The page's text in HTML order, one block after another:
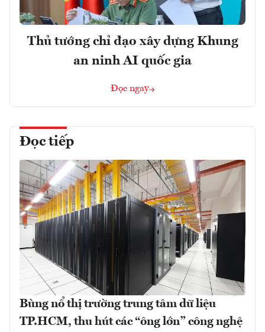
Thủ tướng chỉ đạo xây dựng Khung
an ninh AI quốc gia
Đọc ngay
Đọc tiếp
Bùng nổ thị trường trung tâm dữ liệu
TP.HCM, thu hút các “ông lớn” công nghệ